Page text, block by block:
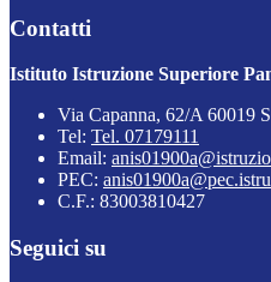
Contatti
Istituto Istruzione Superiore
Via Capanna, 62/A 60019
Tel: Tel. 07179111
Email:
PEC:
C.F.: 83003810427
Seguici su